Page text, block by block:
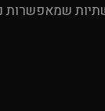
שמאפשרות